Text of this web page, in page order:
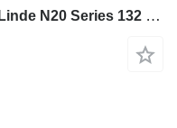
748124 unidad de control para Linde N20 Series 132 transpaleta eléctrica